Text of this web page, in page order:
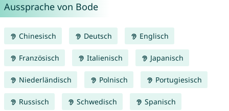
Aussprache von Bode
Chinesisch Deutsch Englisch
Französisch Italienisch Japanisch
Niederländisch Polnisch Portugiesisch
Russisch Schwedisch Spanisch